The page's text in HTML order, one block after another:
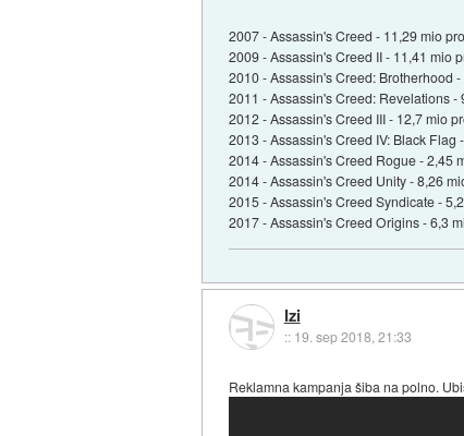
2007 - Assassin's Creed - 11,29 mio
2009 - Assassin's Creed II - 11,41 mio
2010 - Assassin's Creed: Brotherhood
2011 - Assassin's Creed: Revelations
2012 - Assassin's Creed III - 12,7 mio
2013 - Assassin's Creed IV: Black
2014 - Assassin's Creed Rogue - 2,45
2014 - Assassin's Creed Unity - 8,26
2015 - Assassin's Creed Syndicate -
2017 - Assassin's Creed Origins - 6,3
Izi
:: 19. sep 2018, 21:33
Reklamna kampanja šiba na polno.